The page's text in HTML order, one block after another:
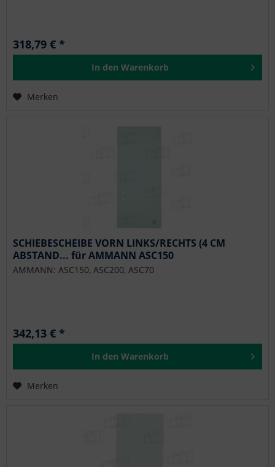
318,79 € *
In den Warenkorb
Merken
SCHIEBESCHEIBE VORN LINKS/RECHTS (4 CM
ABSTAND... für AMMANN ASC150
AMMANN: ASC150, ASC200, ASC70
342,13 € *
In den Warenkorb
Merken